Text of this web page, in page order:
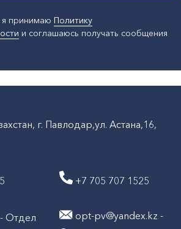
я принимаю Политику
и соглашаюсь получать сообщения
г. Павлодар,ул. Астана,16,
+7 705 707 1525
Отдел
opt-pv@yandex.kz -